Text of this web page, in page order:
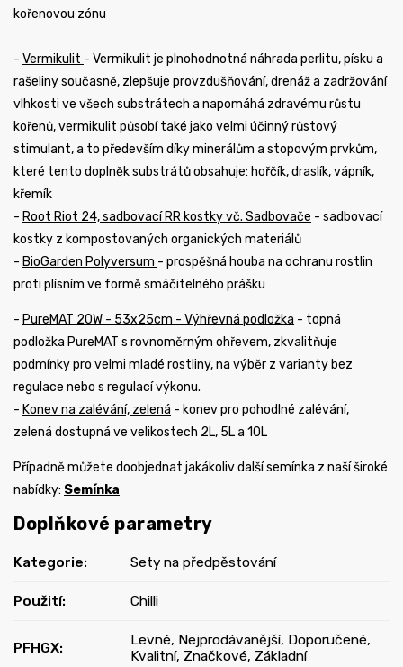
kořenovou zónu
- Vermikulit - Vermikulit je plnohodnotná náhrada perlitu, písku a
rašeliny současně, zlepšuje provzdušňování, drenáž a zadržování
vlhkosti ve všech substrátech a napomáhá zdravému růstu
kořenů, vermikulit působí také jako velmi účinný růstový
stimulant, a to především díky minerálům a stopovým prvkům,
které tento doplněk substrátů obsahuje: hořčík, draslík, vápník,
křemík
- Root Riot 24, sadbovací RR kostky vč. Sadbovače - sadbovací
kostky z kompostovaných organických materiálů
- BioGarden Polyversum - prospěšná houba na ochranu rostlin
proti plísním ve formě smáčitelného prášku
- PureMAT 20W - 53x25cm - Výhřevná podložka - topná
podložka PureMAT s rovnoměrným ohřevem, zkvalitňuje
podmínky pro velmi mladé rostliny, na výběr z varianty bez
regulace nebo s regulací výkonu.
- Konev na zalévání, zelená - konev pro pohodlné zalévání,
zelená dostupná ve velikostech 2L, 5L a 10L
Případně můžete doobjednat jakákoliv další semínka z naší široké
nabídky: Semínka
Doplňkové parametry
Kategorie: Sety na předpěstování
Použití: Chilli
PFHGX: Levné, Nejprodávanější, Doporučené,
Kvalitní, Značkové, Základní